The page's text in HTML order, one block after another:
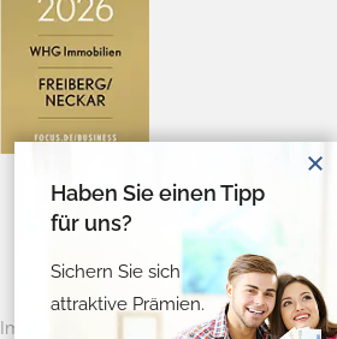
Impressum Cookie-Verwaltung
Haben Sie einen Tipp
für uns?
Sichern Sie sich
attraktive Prämien.